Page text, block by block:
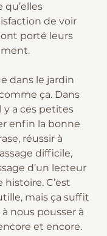
qu’elles
de voir
porté leurs
dans le jardin
ça. Dans
y a ces petites
enfin la bonne
réussir à
difficile,
d’un lecteur
C’est
mais ça suffit
à nous pousser à
et encore.